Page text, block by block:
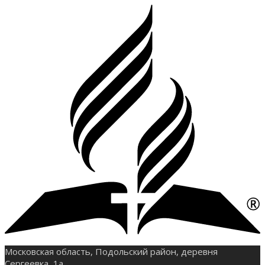
Московская область, Подольский район, деревня